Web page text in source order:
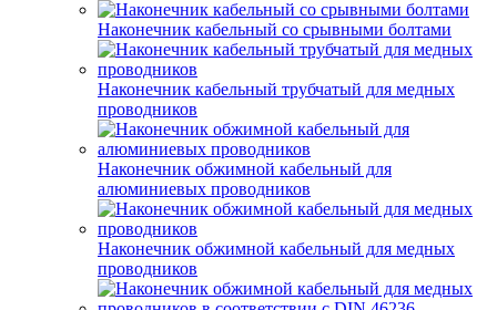
Наконечник кабельный со срывными болтами
Наконечник кабельный трубчатый для медных
проводников
Наконечник обжимной кабельный для
алюминиевых проводников
Наконечник обжимной кабельный для медных
проводников